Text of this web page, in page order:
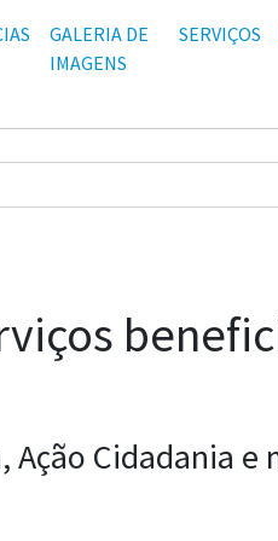
GALERIA DE
IMAGENS
SERVIÇOS
Cidadania